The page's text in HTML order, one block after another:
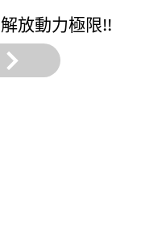
解放動力極限!!